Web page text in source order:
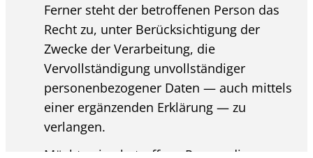
Ferner steht der betroffenen Person das
Recht zu, unter Berücksichtigung der
Zwecke der Verarbeitung, die
Vervollständigung unvollständiger
personenbezogener Daten — auch mittels
einer ergänzenden Erklärung — zu
verlangen.
Möchte eine betroffene Person dieses